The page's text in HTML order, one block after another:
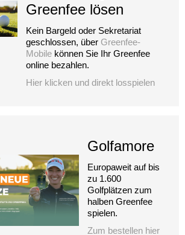
Greenfee lösen
Kein Bargeld oder Sekretariat
geschlossen, über Greenfee-
Mobile können Sie Ihr Greenfee
online bezahlen.
Hier klicken und direkt losspielen
Golfamore
Europaweit auf bis
zu 1.600
Golfplätzen zum
halben Greenfee
spielen.
Zum bestellen hier